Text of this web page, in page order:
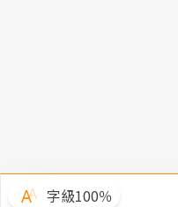
字級100％